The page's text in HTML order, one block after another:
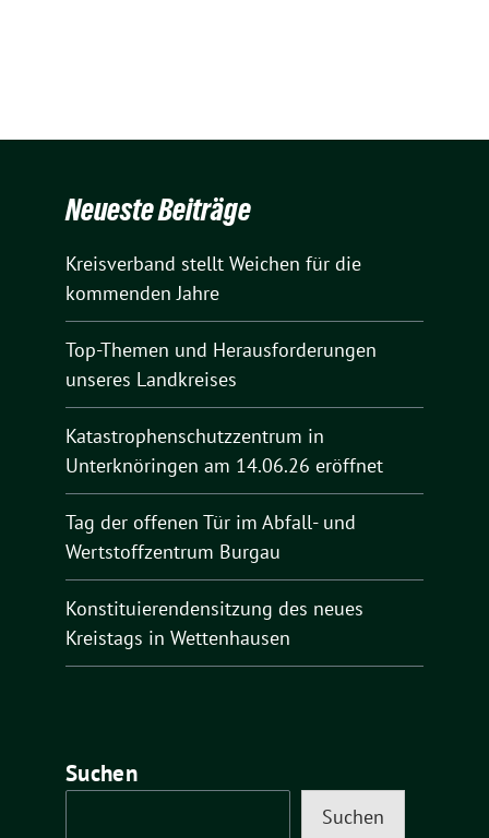
Neueste Beiträge
Kreisverband stellt Weichen für die
kommenden Jahre
Top-Themen und Herausforderungen
unseres Landkreises
Katastrophenschutzzentrum in
Unterknöringen am 14.06.26 eröffnet
Tag der offenen Tür im Abfall- und
Wertstoffzentrum Burgau
Konstituierendensitzung des neues
Kreistags in Wettenhausen
Suchen
Suchen